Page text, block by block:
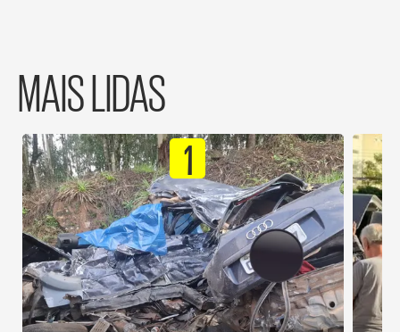
MAIS LIDAS
1